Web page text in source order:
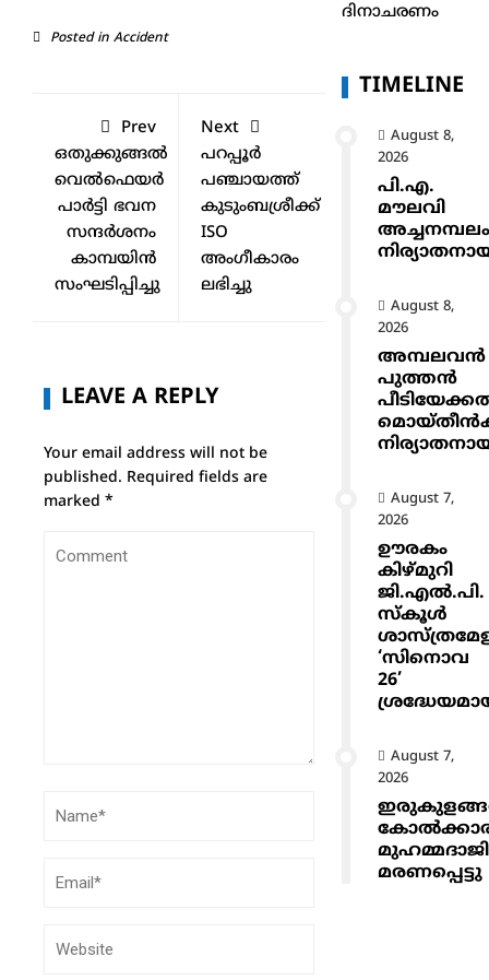
Posted in Accident
Prev
ഒതുക്കുങ്ങൽ
വെൽഫെയർ
പാർട്ടി ഭവന
സന്ദർശനം
കാമ്പയിൻ
സംഘടിപ്പിച്ചു
Next
പറപ്പൂർ
പഞ്ചായത്ത്
കുടുംബശ്രീക്ക്
ISO
അംഗീകാരം
ലഭിച്ചു
LEAVE A REPLY
Your email address will not be
published. Required fields are
marked *
ദിനാചരണം
TIMELINE
August 8,
2026
പി.എ.
മൗലവി
August 8,
2026
അമ്പലവൻ
പുത്തൻ
August 7,
2026
ഊരകം
കിഴ്മുറി
ജി.എൽ.പി.
സ്കൂൾ
‘സിനൊവ
26’
August 7,
2026
മുഹമ്മദാജി
മരണപ്പെട്ടു